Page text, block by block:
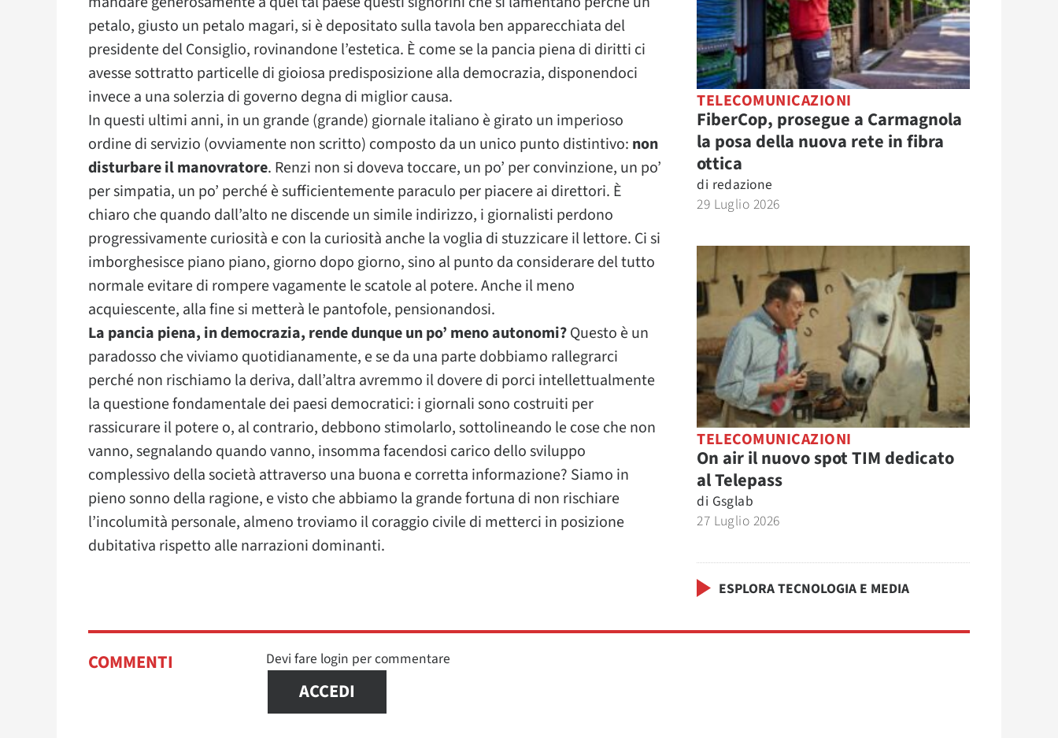
petalo, giusto un petalo magari, si è depositato sulla tavola ben apparecchiata del
presidente del Consiglio, rovinandone l’estetica. È come se la pancia piena di diritti ci
avesse sottratto particelle di gioiosa predisposizione alla democrazia, disponendoci
invece a una solerzia di governo degna di miglior causa.
In questi ultimi anni, in un grande (grande) giornale italiano è girato un imperioso
ordine di servizio (ovviamente non scritto) composto da un unico punto distintivo: non
disturbare il manovratore. Renzi non si doveva toccare, un po’ per convinzione, un po’
per simpatia, un po’ perché è sufficientemente paraculo per piacere ai direttori. È
chiaro che quando dall’alto ne discende un simile indirizzo, i giornalisti perdono
progressivamente curiosità e con la curiosità anche la voglia di stuzzicare il lettore. Ci si
imborghesisce piano piano, giorno dopo giorno, sino al punto da considerare del tutto
normale evitare di rompere vagamente le scatole al potere. Anche il meno
acquiescente, alla fine si metterà le pantofole, pensionandosi.
La pancia piena, in democrazia, rende dunque un po’ meno autonomi?Questo è un
paradosso che viviamo quotidianamente, e se da una parte dobbiamo rallegrarci
perché non rischiamo la deriva, dall’altra avremmo il dovere di porci intellettualmente
la questione fondamentale dei paesi democratici: i giornali sono costruiti per
rassicurare il potere o, al contrario, debbono stimolarlo, sottolineando le cose che non
vanno, segnalando quando vanno, insomma facendosi carico dello sviluppo
complessivo della società attraverso una buona e corretta informazione? Siamo in
pieno sonno della ragione, e visto che abbiamo la grande fortuna di non rischiare
l’incolumità personale, almeno troviamo il coraggio civile di metterci in posizione
dubitativa rispetto alle narrazioni dominanti.
TELECOMUNICAZIONI
FiberCop, prosegue a Carmagnola
la posa della nuova rete in fibra
ottica
di redazione
29 Luglio 2026
TELECOMUNICAZIONI
On air il nuovo spot TIM dedicato
al Telepass
di Gsglab
27 Luglio 2026
ESPLORA TECNOLOGIA E MEDIA
COMMENTI Devi fare login per commentare
ACCEDI